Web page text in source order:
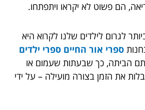
הם פשוט לא יקראו ויתפתחו.
לגרום לילדים שלנו לקרוא היא
ספרי אור החיים ספרי ילדים
הביתה, כך שבעתות שעמום או
את הזמן בצורה מועילה – על ידי